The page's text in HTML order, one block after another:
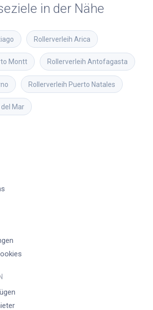
in der Nähe
Rollerverleih Arica
Montt Rollerverleih Antofagasta
Rollerverleih Puerto Natales
Mar